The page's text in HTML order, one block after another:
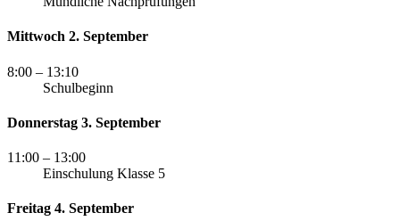
Mittwoch 2. September
8:00 – 13:10
Schulbeginn
Donnerstag 3. September
11:00 – 13:00
Einschulung Klasse 5
Freitag 4. September